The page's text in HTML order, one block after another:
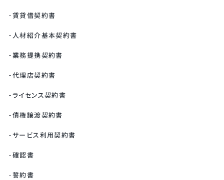
賃貸借契約書
人材紹介基本契約書
業務提携契約書
代理店契約書
ライセンス契約書
債権譲渡契約書
サービス利用契約書
確認書
誓約書